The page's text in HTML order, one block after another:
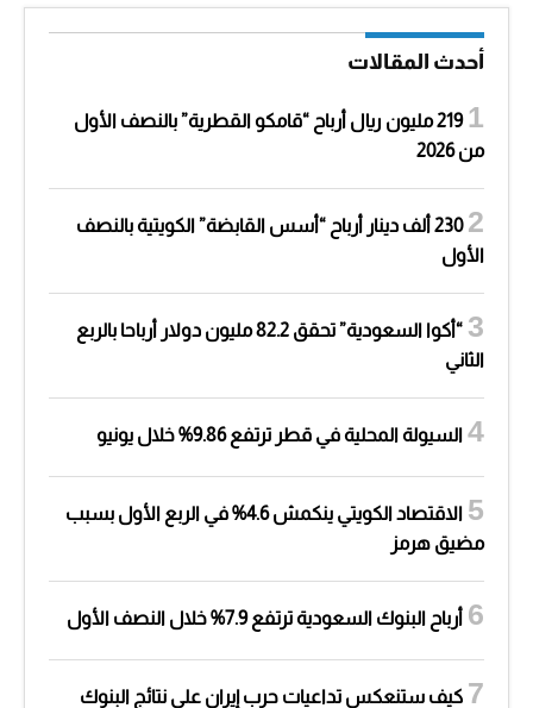
أحدث المقالات
219 مليون ريال أرباح “قامكو القطرية” بالنصف الأول
من 2026
230 ألف دينار أرباح “أسس القابضة” الكويتية بالنصف
الأول
“أكوا السعودية” تحقق 82.2 مليون دولار أرباحا بالربع
الثاني
السيولة المحلية في قطر ترتفع 9.86% خلال يونيو
الاقتصاد الكويتي ينكمش 4.6% في الربع الأول بسبب
مضيق هرمز
أرباح البنوك السعودية ترتفع 7.9% خلال النصف الأول
كيف ستنعكس تداعيات حرب إيران على نتائج البنوك